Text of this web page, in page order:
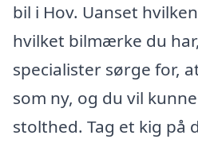
bil i Hov. Uanset
hvilket bilmærke du
specialister sørge for,
som ny, og du vil
stolthed. Tag et kig på